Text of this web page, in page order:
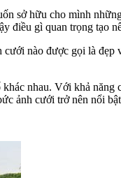
sở hữu cho mình
điều gì quan trọng tạo
nào được gọi là
nhau. Với khả
ảnh cưới trở nên nổi